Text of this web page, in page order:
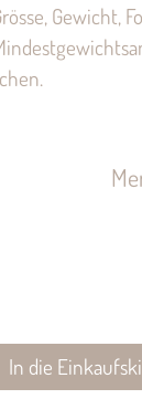
Gewicht,